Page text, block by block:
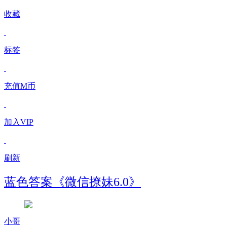
收藏
标签
充值M币
加入VIP
刷新
蓝色答案《微信撩妹6.0》
小哥